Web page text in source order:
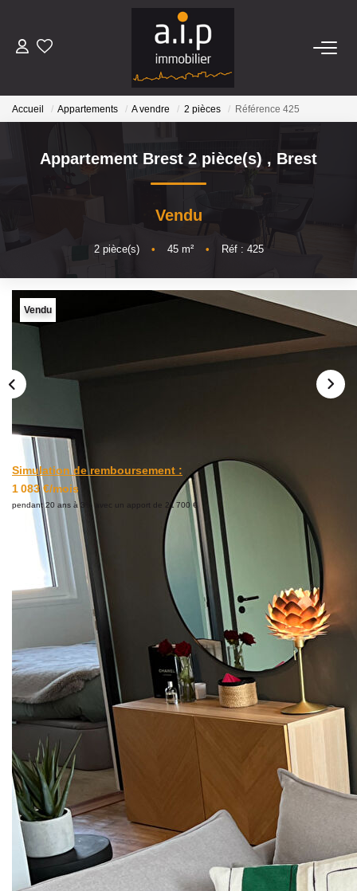
ACHETER
ESTIMER
BIENS VENDUS
Qui Sommes Nous
Avis Clients
Accueil Appartements A vendre 2 pièces Référence 425
Appartement Brest 2 pièce(s) , Brest
Vendu
2pièce(s) • 45m² • Réf : 425
Vendu
Simulation de remboursement :
1 083 €/mois
pendant 20 ans à 3% avec un apport de 21 700 €
Description
EXCLUSIVITE - BREST - SIAM - Venez découvrir cet
incroyable appartement T2 entièrement rénové, situé au
coeur du Triangle d'Or. Avec ses 48m² parfaitement
agencés. Cet appartement offre des prestations très haut
de gamme : matériaux de grande qualité - Huisseries triple
vitrage et une décoration moderne et soignée. La grande
pièce de vie lumineuse intègre une cuisine aménagée et
équipée avec accès direct sur une magnifique terrasse
bois. Un espace repas y est facilement envisageable pour
profiter pleinement des beaux jours. Depuis la terrasse
laissez vous séduire par une superbe vue sur la rade de
Brest. Un véritable coup de coeur assuré.
Nos honoraires Nous contacter